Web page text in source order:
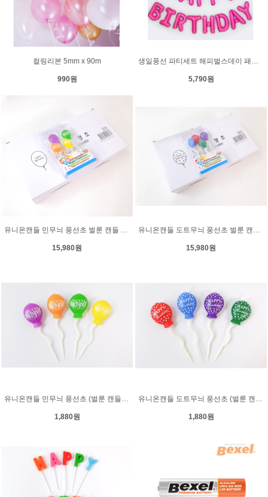
컬링리본 5mm x 90m
990원
생일풍선 파티세트 해피벌스데이 패키지 - 핑크(푸치샤)
5,790원
유니온캔들 민무늬 풍선초 벌룬 캔들 파티초 1박스(10EA)
15,980원
유니온캔들 도트무늬 풍선초 벌룬 캔들 파티초 1박스 (10EA)
15,980원
유니온캔들 민무늬 풍선초 (벌룬 캔들) 파티초
1,880원
유니온캔들 도트무늬 풍선초 (벌룬 캔들) 파티초
1,880원